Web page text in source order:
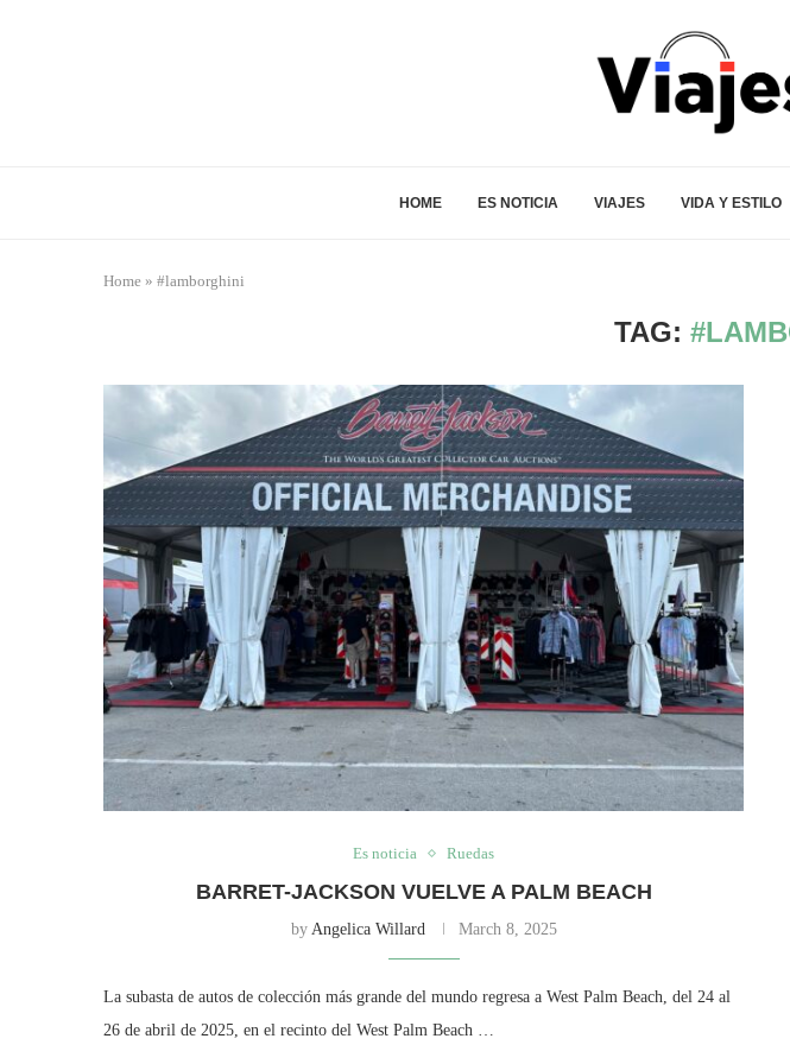
HOME ES NOTICIA VIAJES VIDA Y ESTILO
Home » #lamborghini
TAG:
Es noticia Ruedas
BARRET-JACKSON VUELVE A PALM BEACH
by Angelica Willard March 8, 2025
La subasta de autos de colección más grande del mundo regresa a West Palm Beach, del 24 al
26 de abril de 2025, en el recinto del West Palm Beach …